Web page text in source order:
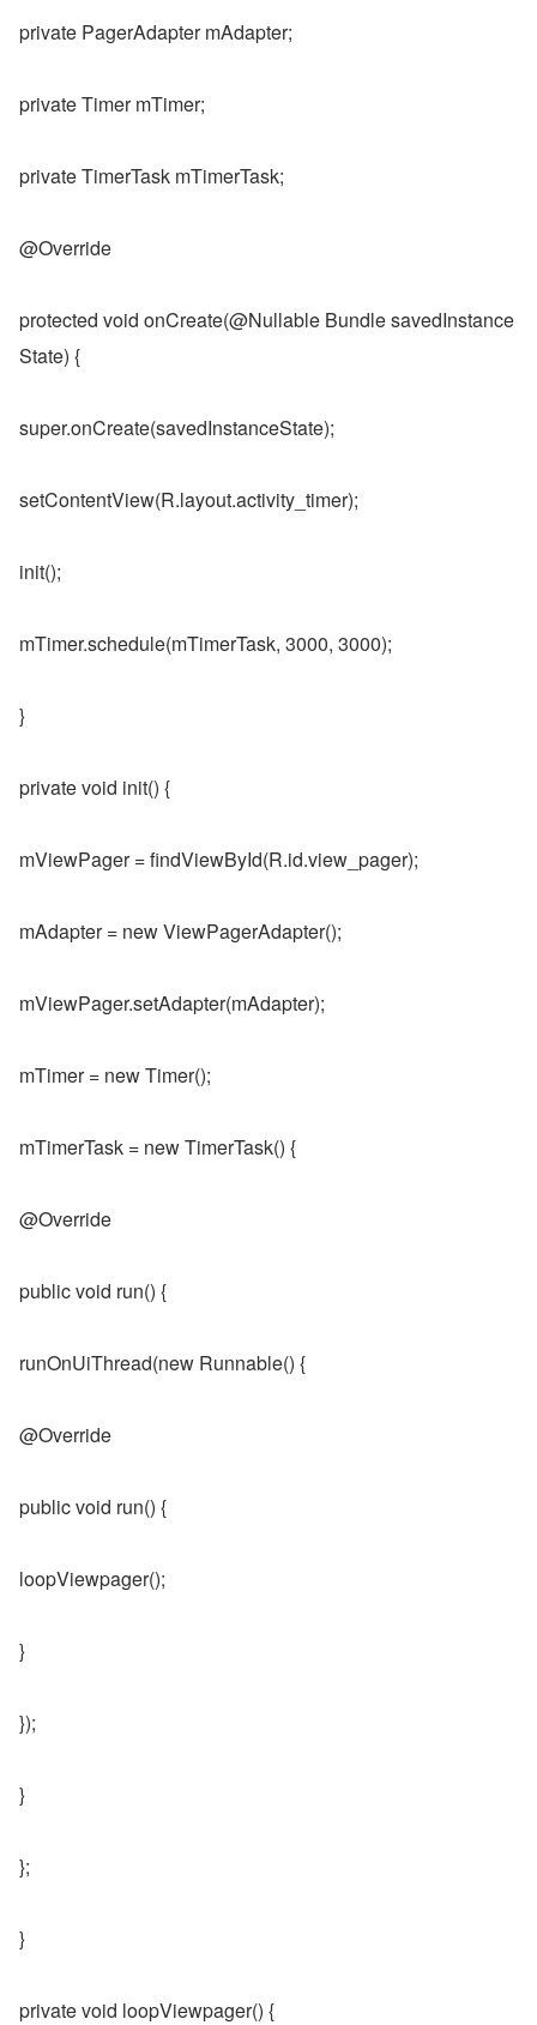
private PagerAdapter mAdapter;
private Timer mTimer;
private TimerTask mTimerTask;
@Override
protected void onCreate(@Nullable Bundle savedInstance
State) {
super.onCreate(savedInstanceState);
setContentView(R.layout.activity_timer);
init();
mTimer.schedule(mTimerTask, 3000, 3000);
}
private void init() {
mViewPager = findViewById(R.id.view_pager);
mAdapter = new ViewPagerAdapter();
mViewPager.setAdapter(mAdapter);
mTimer = new Timer();
mTimerTask = new TimerTask() {
@Override
public void run() {
runOnUiThread(new Runnable() {
@Override
public void run() {
loopViewpager();
}
});
}
};
}
private void loopViewpager() {